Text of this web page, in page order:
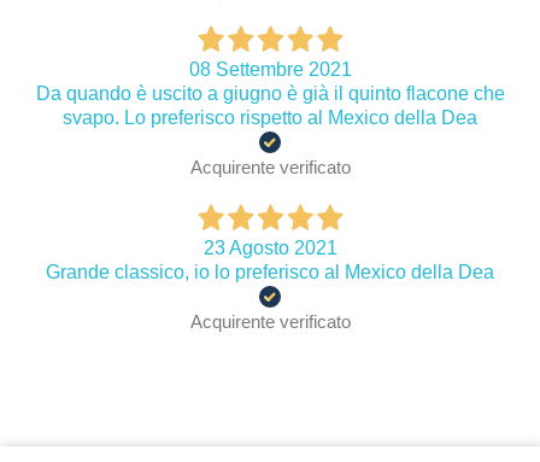
08 Settembre 2021
Da quando è uscito a giugno è già il quinto flacone che
svapo. Lo preferisco rispetto al Mexico della Dea
Acquirente verificato
23 Agosto 2021
Grande classico, io lo preferisco al Mexico della Dea
Acquirente verificato